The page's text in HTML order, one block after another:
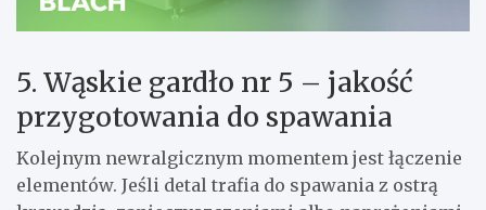
5. Wąskie gardło nr 5 – jakość
przygotowania do spawania
Kolejnym newralgicznym momentem jest łączenie
elementów. Jeśli detal trafia do spawania z ostrą